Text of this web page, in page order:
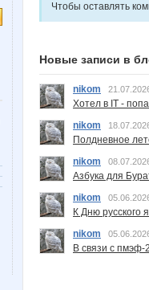
Чтобы оставлять
Новые записи в
nikom
Хотел в IT -
nikom
Полдневное
nikom
Азбука для
nikom
К Дню русского
nikom
В связи с пмэф-